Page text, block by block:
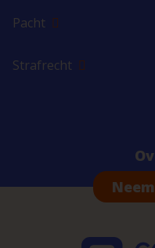
Pacht
Strafrecht